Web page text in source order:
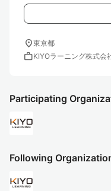
location_on東京都
workKIYOラーニング株式会
Participating
Following